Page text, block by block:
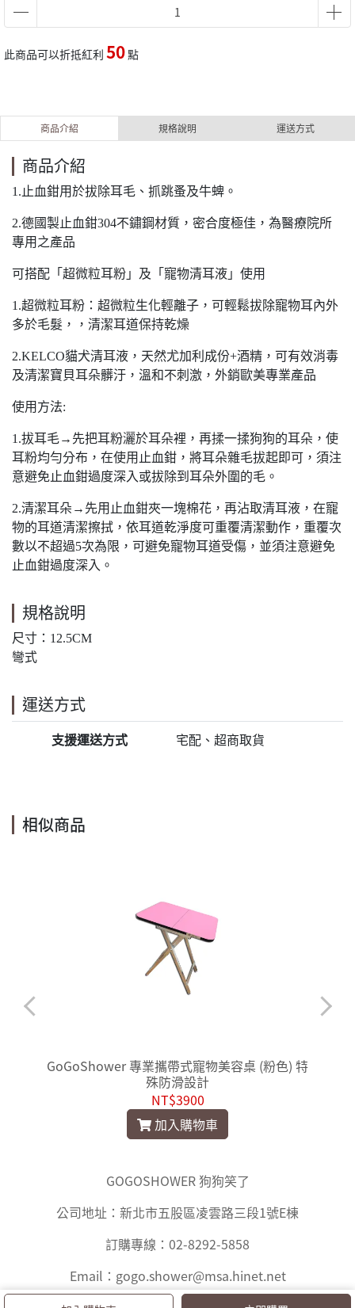
此商品可以折抵紅利 50點
商品介紹 規格說明 運送方式
商品介紹
1.止血鉗用於拔除耳毛、抓跳蚤及牛蜱。
2.德國製止血鉗304不鏽鋼材質，密合度極佳，為醫療院所
專用之產品
可搭配「超微粒耳粉」及「寵物清耳液」使用
1.超微粒耳粉：超微粒生化輕離子，可輕鬆拔除寵物耳內外
多於毛髮，，清潔耳道保持乾燥
2.KELCO貓犬清耳液，天然尤加利成份+酒精，可有效消毒
及清潔寶貝耳朵髒汙，溫和不刺激，外銷歐美專業產品
使用方法:
1.拔耳毛→先把耳粉灑於耳朵裡，再揉一揉狗狗的耳朵，使
耳粉均勻分布，在使用止血鉗，將耳朵雜毛拔起即可，須注
意避免止血鉗過度深入或拔除到耳朵外圍的毛。
2.清潔耳朵→先用止血鉗夾一塊棉花，再沾取清耳液，在寵
物的耳道清潔擦拭，依耳道乾淨度可重覆清潔動作，重覆次
數以不超過5次為限，可避免寵物耳道受傷，並須注意避免
止血鉗過度深入。
規格說明
尺寸：12.5CM
彎式
運送方式
支援運送方式 宅配、超商取貨
相似商品
GoGoShower 專業攜帶式寵物美容桌 (粉色) 特
殊防滑設計
NT$3900
加入購物車
GOGOSHOWER 狗狗笑了
公司地址：新北市五股區凌雲路三段1號E棟
訂購專線：02-8292-5858
Email：gogo.shower@msa.hinet.net